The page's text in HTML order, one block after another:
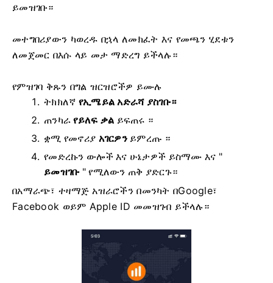
ይመዝገቡ።
መተግበሪያውን ካወረዱ በኋላ ለመክፈት እና የመጫን ሂደቱን
ለመጀመር በእሱ ላይ መታ ማድረግ ይችላሉ።
የምዝገባ ቅጹን በግል ዝርዝሮችዎ ይሙሉ
ትክክለኛ የኢሜይል አድራሻ ያስገቡ።
ጠንካራየይለፍ ቃል ይፍጠሩ ።
ቋሚ የመኖሪያ አገርዎንይምረጡ ።
የመድረኩን ውሎች እና ሁኔታዎች ይስማሙ እና "
ይመዝገቡ" የሚለውን ጠቅ ያድርጉ።
በአማራጭ፣ ተዛማጅ አዝራሮችን በመንካት በGoogle፣
Facebook ወይም Apple ID መመዝገብ ይችላሉ።